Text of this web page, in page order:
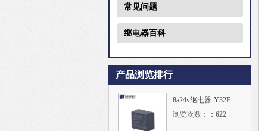
常见问题
继电器百科
产品浏览排行
8a24v继电器-Y32F
浏览次数：
： 622